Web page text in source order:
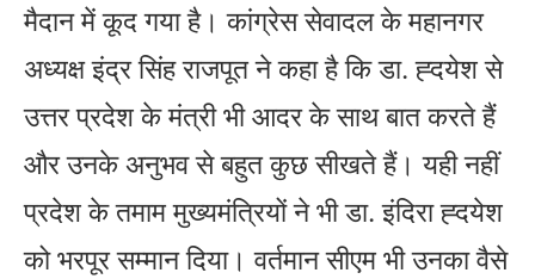
मैदान में कूद गया है। कांग्रेस सेवादल के महानगर
अध्यक्ष इंद्र सिंह राजपूत ने कहा है कि डा. ह्दयेश से
उत्तर प्रदेश के मंत्री भी आदर के साथ बात करते हैं
और उनके अनुभव से बहुत कुछ सीखते हैं। यही नहीं
प्रदेश के तमाम मुख्यमंत्रियों ने भी डा. इंदिरा ह्दयेश
को भरपूर सम्मान दिया। वर्तमान सीएम भी उनका वैसे